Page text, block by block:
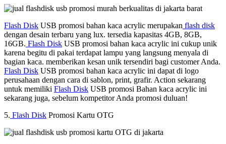
Flash Disk USB promosi bahan kaca acrylic merupakan flash disk
dengan desain terbaru yang lux. tersedia kapasitas 4GB, 8GB,
16GB. Flash Disk USB promosi bahan kaca acrylic ini cukup unik
karena begitu di pakai terdapat lampu yang langsung menyala di
bagian kaca. memberikan kesan unik tersendiri bagi customer Anda.
Flash Disk USB promosi bahan kaca acrylic ini dapat di logo
perusahaan dengan cara di sablon, print, grafir. Action sekarang
untuk memiliki Flash Disk USB promosi Bahan kaca acrylic ini
sekarang juga, sebelum kompetitor Anda promosi duluan!
5. Flash Disk Promosi Kartu OTG